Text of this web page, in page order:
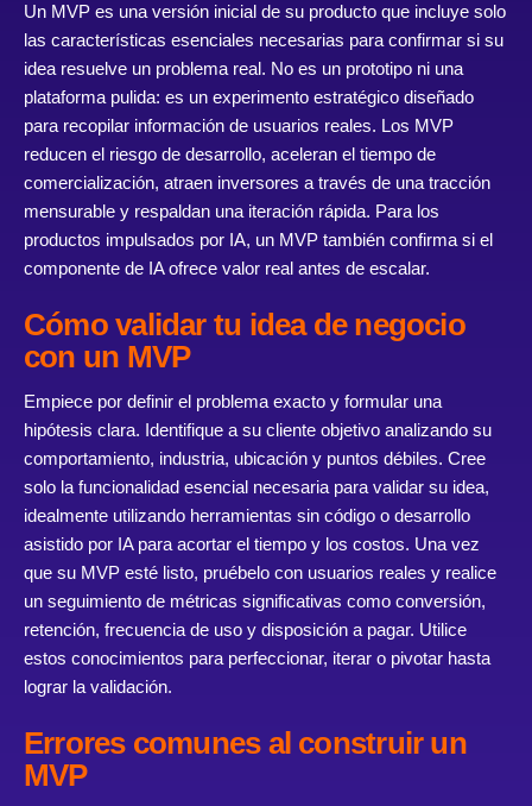
Un MVP es una versión inicial de su producto que incluye solo
las características esenciales necesarias para confirmar si su
idea resuelve un problema real. No es un prototipo ni una
plataforma pulida: es un experimento estratégico diseñado
para recopilar información de usuarios reales. Los MVP
reducen el riesgo de desarrollo, aceleran el tiempo de
comercialización, atraen inversores a través de una tracción
mensurable y respaldan una iteración rápida. Para los
productos impulsados ​​por IA, un MVP también confirma si el
componente de IA ofrece valor real antes de escalar.
Cómo validar tu idea de negocio
con un MVP
Empiece por definir el problema exacto y formular una
hipótesis clara. Identifique a su cliente objetivo analizando su
comportamiento, industria, ubicación y puntos débiles. Cree
solo la funcionalidad esencial necesaria para validar su idea,
idealmente utilizando herramientas sin código o desarrollo
asistido por IA para acortar el tiempo y los costos. Una vez
que su MVP esté listo, pruébelo con usuarios reales y realice
un seguimiento de métricas significativas como conversión,
retención, frecuencia de uso y disposición a pagar. Utilice
estos conocimientos para perfeccionar, iterar o pivotar hasta
lograr la validación.
Errores comunes al construir un
MVP